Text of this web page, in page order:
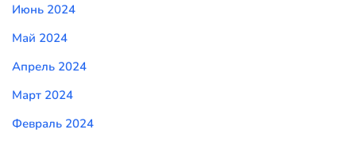
Июнь 2024
Май 2024
Апрель 2024
Март 2024
Февраль 2024